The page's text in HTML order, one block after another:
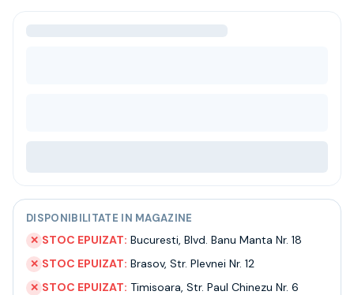
DISPONIBILITATE IN MAGAZINE
✕ STOC EPUIZAT: Bucuresti, Blvd. Banu Manta Nr. 18
✕ STOC EPUIZAT: Brasov, Str. Plevnei Nr. 12
✕ STOC EPUIZAT: Timisoara, Str. Paul Chinezu Nr. 6